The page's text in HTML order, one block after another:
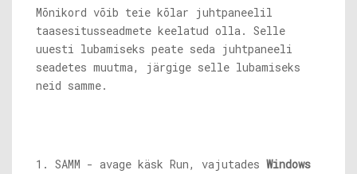
Mõnikord võib teie kõlar juhtpaneelil
taasesitusseadmete keelatud olla. Selle
uuesti lubamiseks peate seda juhtpaneeli
seadetes muutma, järgige selle lubamiseks
neid samme.
1. SAMM - avage käsk Run, vajutades Windows